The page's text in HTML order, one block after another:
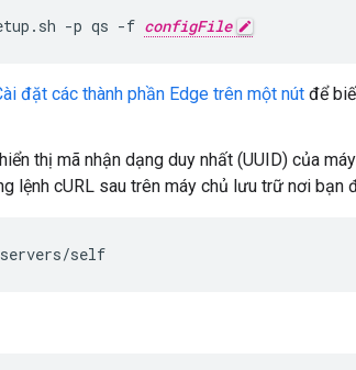
-p qs -f configFile
đặt các thành phần Edge trên một nút để
thị mã nhận dạng duy nhất (UUID) của
lệnh cURL sau trên máy chủ lưu trữ nơi bạn
self